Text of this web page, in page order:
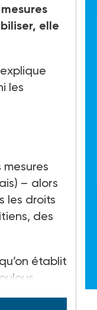
elle
les
– alors
les droits
des
établit